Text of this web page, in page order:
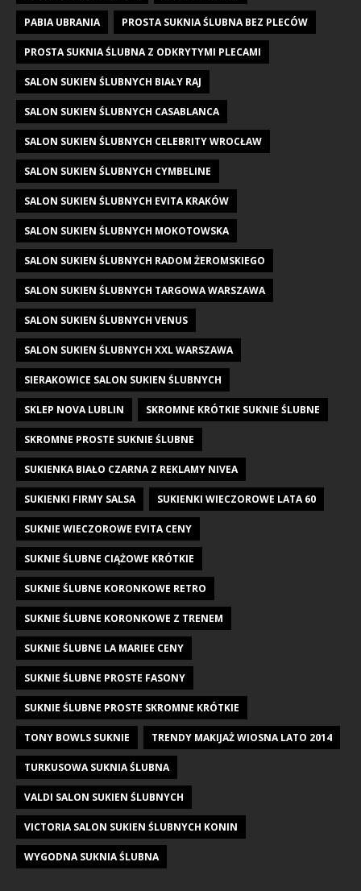
PABIA UBRANIA PROSTA SUKNIA ŚLUBNA BEZ PLECÓW
PROSTA SUKNIA ŚLUBNA Z ODKRYTYMI PLECAMI
SALON SUKIEN ŚLUBNYCH BIAŁY RAJ
SALON SUKIEN ŚLUBNYCH CASABLANCA
SALON SUKIEN ŚLUBNYCH CELEBRITY WROCŁAW
SALON SUKIEN ŚLUBNYCH CYMBELINE
SALON SUKIEN ŚLUBNYCH EVITA KRAKÓW
SALON SUKIEN ŚLUBNYCH MOKOTOWSKA
SALON SUKIEN ŚLUBNYCH RADOM ŻEROMSKIEGO
SALON SUKIEN ŚLUBNYCH TARGOWA WARSZAWA
SALON SUKIEN ŚLUBNYCH VENUS
SALON SUKIEN ŚLUBNYCH XXL WARSZAWA
SIERAKOWICE SALON SUKIEN ŚLUBNYCH
SKLEP NOVA LUBLIN SKROMNE KRÓTKIE SUKNIE ŚLUBNE
SKROMNE PROSTE SUKNIE ŚLUBNE
SUKIENKA BIAŁO CZARNA Z REKLAMY NIVEA
SUKIENKI FIRMY SALSA SUKIENKI WIECZOROWE LATA 60
SUKNIE WIECZOROWE EVITA CENY
SUKNIE ŚLUBNE CIĄŻOWE KRÓTKIE
SUKNIE ŚLUBNE KORONKOWE RETRO
SUKNIE ŚLUBNE KORONKOWE Z TRENEM
SUKNIE ŚLUBNE LA MARIEE CENY
SUKNIE ŚLUBNE PROSTE FASONY
SUKNIE ŚLUBNE PROSTE SKROMNE KRÓTKIE
TONY BOWLS SUKNIE TRENDY MAKIJAŻ WIOSNA LATO 2014
TURKUSOWA SUKNIA ŚLUBNA
VALDI SALON SUKIEN ŚLUBNYCH
VICTORIA SALON SUKIEN ŚLUBNYCH KONIN
WYGODNA SUKNIA ŚLUBNA